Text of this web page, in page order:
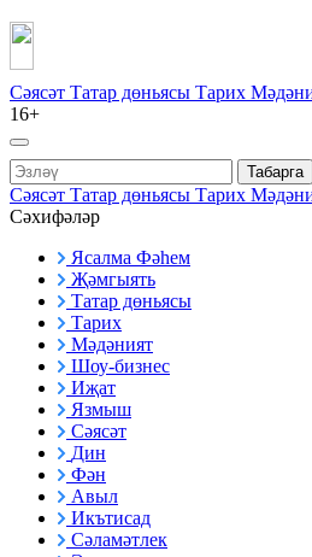
Сәясәт Татар дөньясы Тарих
16+
Табарга
Сәясәт Татар дөньясы Тарих
Сәхифәләр
Ясалма Фәһем
Җәмгыять
Татар дөньясы
Тарих
Мәдәният
Шоу-бизнес
Иҗат
Язмыш
Сәясәт
Дин
Фән
Авыл
Икътисад
Сәламәтлек